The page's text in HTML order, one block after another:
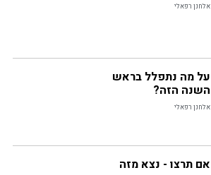
אלחנן רפאלי
על מה נתפלל בראש
השנה הזה?
אלחנן רפאלי
אם תרצו - נצא מזה